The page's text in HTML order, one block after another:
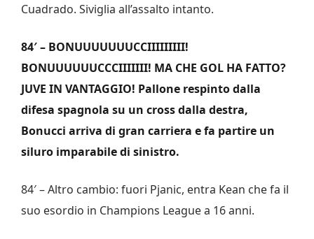
Cuadrado. Siviglia all’assalto intanto.
84′ – BONUUUUUUUCCIIIIIIIII!
BONUUUUUUCCCIIIIIII! MA CHE GOL HA FATTO?
JUVE IN VANTAGGIO! Pallone respinto dalla
difesa spagnola su un cross dalla destra,
Bonucci arriva di gran carriera e fa partire un
siluro imparabile di sinistro.
84′ – Altro cambio: fuori Pjanic, entra Kean che fa il
suo esordio in Champions League a 16 anni.